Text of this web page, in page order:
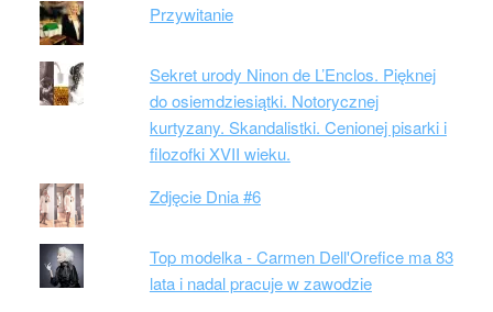
Przywitanie
Sekret urody Ninon de L’Enclos. Pięknej
do osiemdziesiątki. Notorycznej
kurtyzany. Skandalistki. Cenionej pisarki i
filozofki XVII wieku.
Zdjęcie Dnia #6
Top modelka - Carmen Dell'Orefice ma 83
lata i nadal pracuje w zawodzie